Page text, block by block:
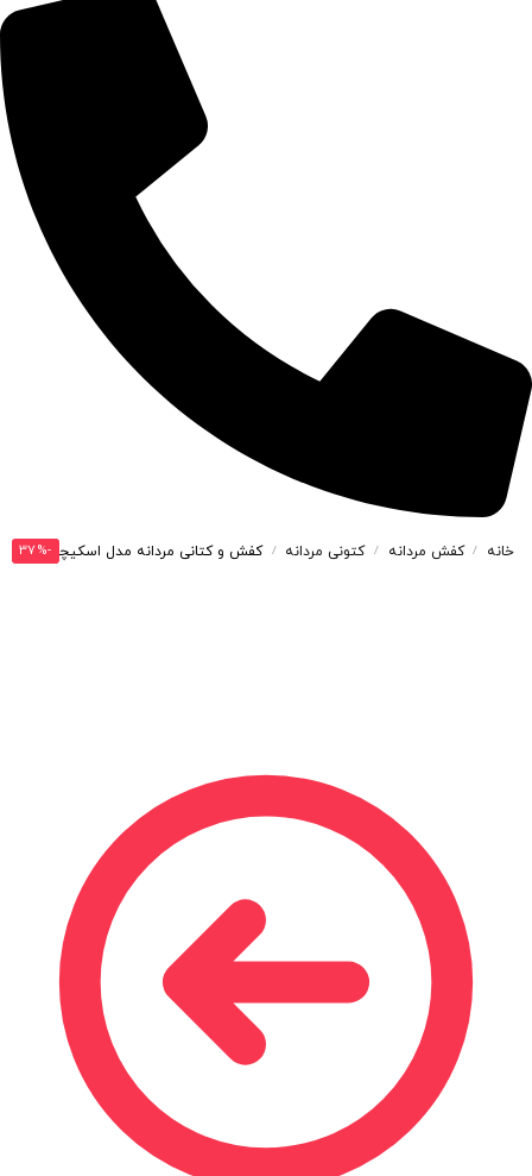
خانه / کفش مردانه / کتونی مردانه / کفش و کتانی مردانه مدل اسکیچرز SCECHERS MAS PROTECT رنگ سفید آبی کد 30074
-37%